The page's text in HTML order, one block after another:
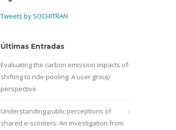
Tweets by SOCHITRAN
Últimas Entradas
Evaluating the carbon emission impacts of
shifting to ride-pooling: A user group
perspective
Understanding public perceptions of
shared e-scooters: An investigation from